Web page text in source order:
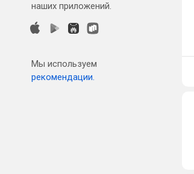
наших приложений.
Мы используем
рекомендации.